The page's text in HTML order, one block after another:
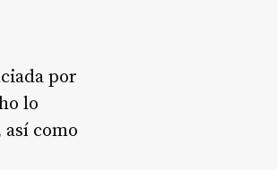
por
lo
como